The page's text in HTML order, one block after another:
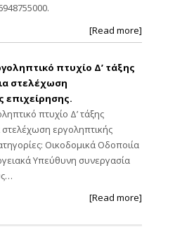
[Read more]
πτυχίο Δ’ τάξης
στελέχωση
επιχείρησης.
πτυχίο Δ’ τάξης
στελέχωση εργοληπτικής
Οικοδομικά Οδοποιία
Υπεύθυνη συνεργασία
[Read more]